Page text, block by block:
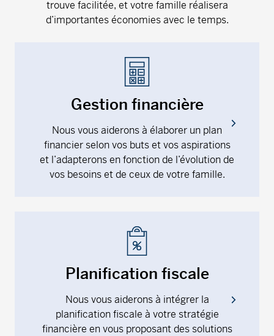
trouve facilitée, et votre famille réalisera
d’importantes économies avec le temps.
Gestion financière
Nous vous aiderons à élaborer un plan
financier selon vos buts et vos aspirations
et l’adapterons en fonction de l’évolution de
vos besoins et de ceux de votre famille.
Planification fiscale
Nous vous aiderons à intégrer la
planification fiscale à votre stratégie
financière en vous proposant des solutions